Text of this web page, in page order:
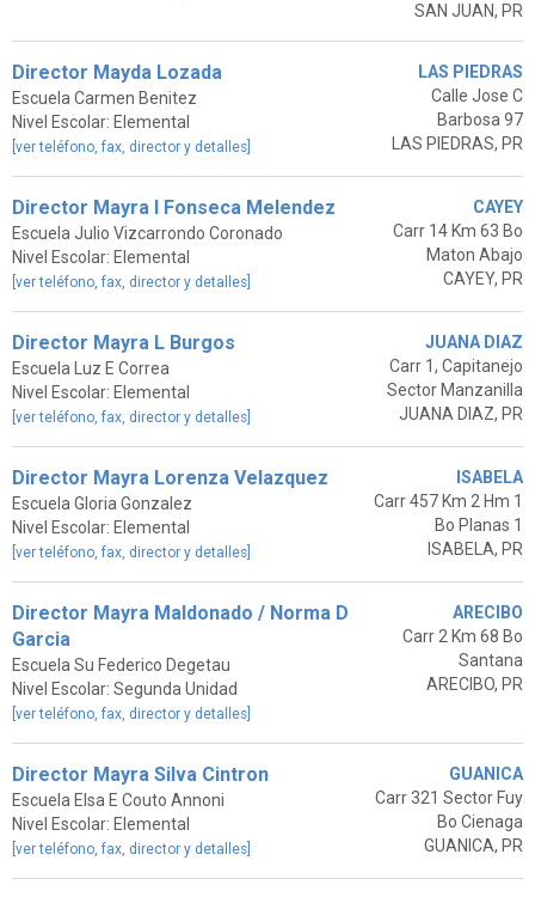
SAN JUAN, PR
Director Mayda Lozada
Escuela Carmen Benitez
Nivel Escolar: Elemental
[ver teléfono, fax, director y detalles]
LAS PIEDRAS
Calle Jose C
Barbosa 97
LAS PIEDRAS, PR
Director Mayra I Fonseca Melendez
Escuela Julio Vizcarrondo Coronado
Nivel Escolar: Elemental
[ver teléfono, fax, director y detalles]
CAYEY
Carr 14 Km 63 Bo
Maton Abajo
CAYEY, PR
Director Mayra L Burgos
Escuela Luz E Correa
Nivel Escolar: Elemental
[ver teléfono, fax, director y detalles]
JUANA DIAZ
Carr 1, Capitanejo
Sector Manzanilla
JUANA DIAZ, PR
Director Mayra Lorenza Velazquez
Escuela Gloria Gonzalez
Nivel Escolar: Elemental
[ver teléfono, fax, director y detalles]
ISABELA
Carr 457 Km 2 Hm 1
Bo Planas 1
ISABELA, PR
Director Mayra Maldonado / Norma D
Garcia
Escuela Su Federico Degetau
Nivel Escolar: Segunda Unidad
[ver teléfono, fax, director y detalles]
ARECIBO
Carr 2 Km 68 Bo
Santana
ARECIBO, PR
Director Mayra Silva Cintron
Escuela Elsa E Couto Annoni
Nivel Escolar: Elemental
[ver teléfono, fax, director y detalles]
GUANICA
Carr 321 Sector Fuy
Bo Cienaga
GUANICA, PR